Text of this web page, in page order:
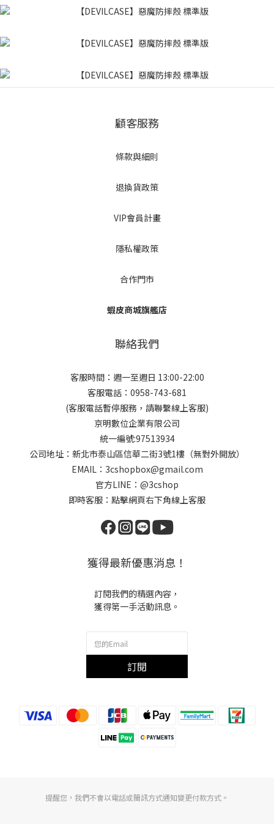
顧客服務
條款與細則
退換貨政策
VIP會員計畫
隱私權政策
合作門市
蝦皮商城旗艦店
聯絡我們
客服時間：週一至週日 13:00-22:00
客服電話：0958-743-681
(客服電話暫停服務，請聯繫線上客服)
京明數位企業有限公司
統一編號:97513934
公司地址：新北市泰山區信華二街3號1樓（無對外開放）
EMAIL：3cshopbox@gmail.com
官方LINE：@3cshop
即時客服：點擊網頁右下角線上客服
獲得最新優惠消息！
訂閱我們的精選內容，
獲得第一手活動訊息。
訂閱
提醒您，我們不會以電話或簡訊方式通知變更付款方式。